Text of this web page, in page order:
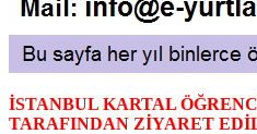
İSTANBUL KARTAL
TARAFINDAN ZİYARET